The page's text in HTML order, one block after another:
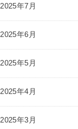
2025年7月
2025年6月
2025年5月
2025年4月
2025年3月